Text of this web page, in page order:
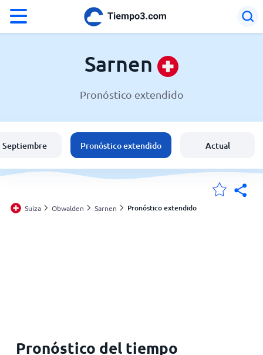
El clima en Sarnen
España
Argentina
Sarnen
Pronóstico extendido
Septiembre Pronóstico extendido Actual
Suiza Obwalden Sarnen Pronóstico extendido
Pronóstico del tiempo